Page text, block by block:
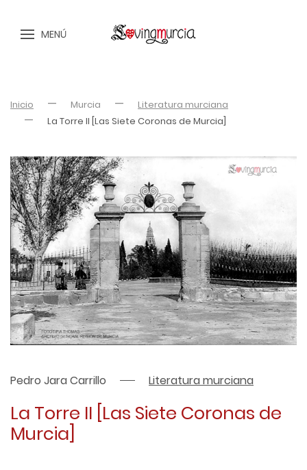
MENÚ
Inicio Murcia
Literatura murciana
La Torre II [Las Siete Coronas de Murcia]
Pedro Jara Carrillo Literatura murciana
La Torre II [Las Siete Coronas de
Murcia]